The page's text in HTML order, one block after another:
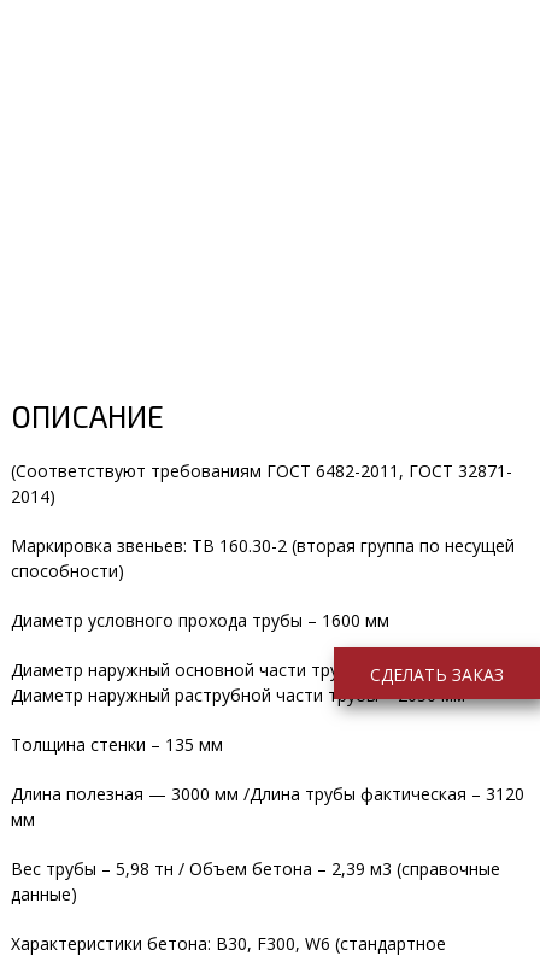
ОПИСАНИЕ
(Соответствуют требованиям ГОСТ 6482-2011, ГОСТ 32871-
2014)
Маркировка звеньев: ТВ 160.30-2(вторая группа по несущей
способности)
Диаметр условного прохода трубы – 1600 мм
Диаметр наружный основной части трубы – 1870 мм /
Диаметр наружный раструбной части трубы – 2050 мм
Толщина стенки – 135 мм
Длина полезная — 3000 мм /Длина трубы фактическая – 3120
мм
Вес трубы – 5,98 тн / Объем бетона – 2,39 м3 (справочные
данные)
Характеристики бетона: В30, F300, W6 (стандартное
СДЕЛАТЬ ЗАКАЗ